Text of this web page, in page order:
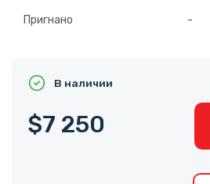
Пригнано -
В наличии
$7 250